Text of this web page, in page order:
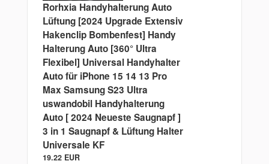
Rorhxia Handyhalterung Auto
Lüftung [2024 Upgrade Extensiv
Hakenclip Bombenfest] Handy
Halterung Auto [360° Ultra
Flexibel] Universal Handyhalter
Auto für iPhone 15 14 13 Pro
Max Samsung S23 Ultra
uswandobil Handyhalterung
Auto [ 2024 Neueste Saugnapf ]
3 in 1 Saugnapf & Lüftung Halter
Universale KF
19.22 EUR